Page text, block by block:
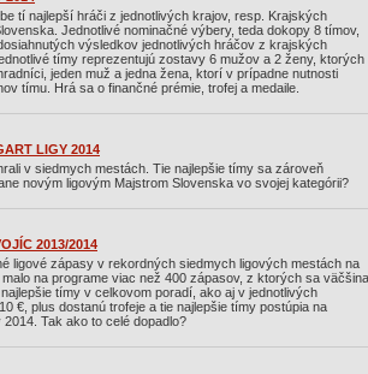
tí najlepší hráči z jednotlivých krajov, resp. Krajských
Jednotlivé nominačné výbery, teda dokopy 8 tímov,
výsledkov jednotlivých hráčov z krajských
tímy reprezentujú zostavy 6 mužov a 2 ženy, ktorých
jeden muž a jedna žena, ktorí v prípadne nutnosti
tímu. Hrá sa o finančné prémie, trofej a medaile.
LIGY 2014
v siedmych mestách. Tie najlepšie tímy sa zároveň
novým ligovým Majstrom Slovenska vo svojej kategórii?
2013/2014
ligové zápasy v rekordných siedmych ligových mestách na
na programe viac než 400 zápasov, z ktorých sa väčšina
tímy v celkovom poradí, ako aj v jednotlivých
€, plus dostanú trofeje a tie najlepšie tímy postúpia na
Tak ako to celé dopadlo?